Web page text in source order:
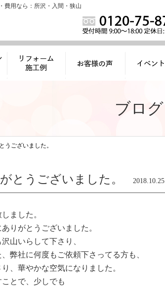
費用なら：所沢・入間・狭山
ブログ
うございました。
とうございました。 2018.10.25
ました。
りがとうございました。
山いらして下さり、
弊社に何度もご依頼下さってる方も、
、華やかな空気になりました。
とで、少しでも